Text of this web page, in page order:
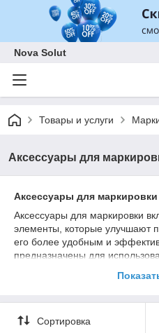
Nova Solut
Товары и услуги
Аксессуары для
Аксессуары для маркировки
Аксессуары для маркировки
элементы, которые улучшают
его более удобным и
предназначены для
нанесения информации.
Преимущества:
Упрощение процесса
Сортировка